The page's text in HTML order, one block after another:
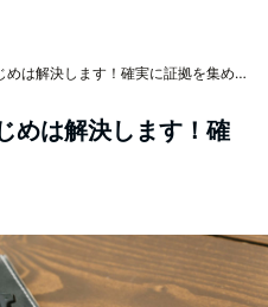
この証拠さえあればいじめは解決します！確実に証拠を集める方法
めは解決します！確